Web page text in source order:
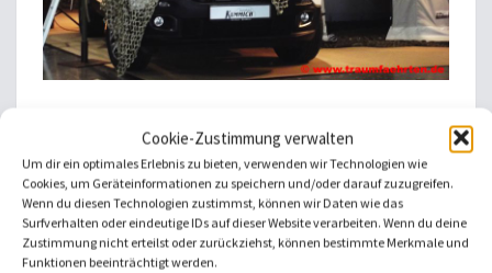
Cookie-Zustimmung verwalten
Um dir ein optimales Erlebnis zu bieten, verwenden wir Technologien wie
Cookies, um Geräteinformationen zu speichern und/oder darauf zuzugreifen.
Wenn du diesen Technologien zustimmst, können wir Daten wie das
Surfverhalten oder eindeutige IDs auf dieser Website verarbeiten. Wenn du deine
Zustimmung nicht erteilst oder zurückziehst, können bestimmte Merkmale und
Funktionen beeinträchtigt werden.
bei den „Kaffeefahrten“. Alles ist schön, alles ist easy,
alle nett. Man fühlt sich wohl. Und doch wird
unterschwellig Druck ausgeübt. Oder Druck
empfunden. Bei all dem Campingglück, das dort